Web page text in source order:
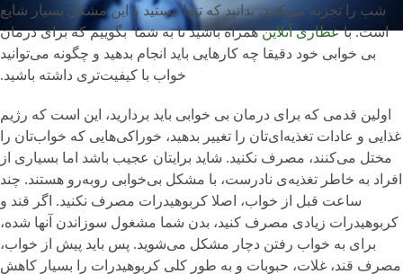
شب را تجربه می‌کنید، بدانید که تنها نیستید و این مشکل بسیار شایع
است. باعطاری آنلاینهمراه باشید تا به شما بگوییم که برای درمان
بی خوابی خود دقیقا چه کارهایی باید انجام بدهید و چگونه می‌توانید
خواب با کیفیت‌تری داشته باشید.
اولین قدمی که برای درمان بی خوابی باید بردارید، این است که رژیم
غذایی و عادات تغذیه‌ای‌تان را تغییر بدهید، خوراکی‌هایی که خواب‌تان را
مختل می‌کنند، مصرف نکنید. شاید برایتان عجیب باشد اما بسیاری از
افراد به خاطر تغذیه‌ی نادرست، با مشکل بی‌خوابی روبه‌رو هستند. چند
ساعت قبل از خواب، اصلا کربوهیدرات مصرف نکنید. اگر قند و
کربوهیدرات زیادی مصرف کنید، بدن شما مشغول سوزاندن‌ آنها شده،
برای به خواب رفتن دچار مشکل می‌شوید. پس باید پیش از خواب،
مصرف قند، غلات، حبوبات و به‌ طور کلی کربوهیدرات را بسیار کاهش